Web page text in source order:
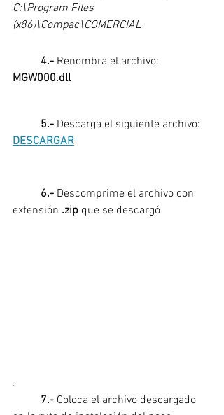
C:\Program Files
(x86)\Compac\COMERCIAL
4.- Renombra el archivo:
MGW000.dll
5.- Descarga el siguiente archivo:
DESCARGAR
	6.-
Descomprime el archivo con
extensión .zip que se descargó
.
7.- Coloca el archivo descargado